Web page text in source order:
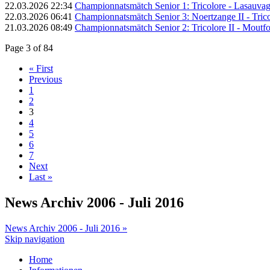
22.03.2026 22:34 Championnatsmätch Senior 1: Tricolore -
22.03.2026 06:41 Championnatsmätch Senior 3: Noertzange II -
21.03.2026 08:49 Championnatsmätch Senior 2: Tricolore II -
Page 3 of 84
« First
Previous
1
2
3
4
5
6
7
Next
Last »
News Archiv 2006 - Juli 2016
News Archiv 2006 - Juli 2016 »
Skip navigation
Home